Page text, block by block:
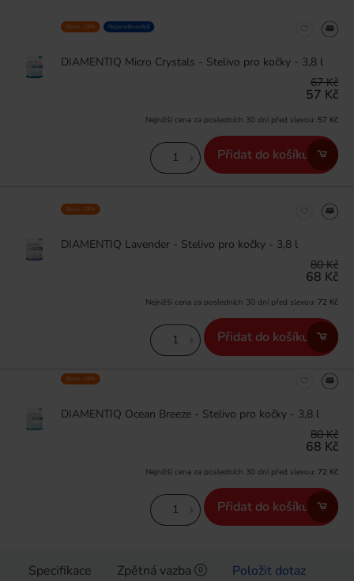
DIAMENTIQ Micro Crystals - Stelivo pro kočky - 3,8 l
67 Kč
57 Kč
Nejnižší cena za posledních 30 dní před slevou: 57 Kč
Sleva -15% Nejprodávanější
Přidat do košíku
DIAMENTIQ Lavender - Stelivo pro kočky - 3,8 l
80 Kč
68 Kč
Nejnižší cena za posledních 30 dní před slevou: 72 Kč
Sleva -15%
Přidat do košíku
DIAMENTIQ Ocean Breeze - Stelivo pro kočky - 3,8 l
80 Kč
68 Kč
Nejnižší cena za posledních 30 dní před slevou: 72 Kč
Sleva -15%
Přidat do košíku
Specifikace Zpětná vazba 0 Položit dotaz